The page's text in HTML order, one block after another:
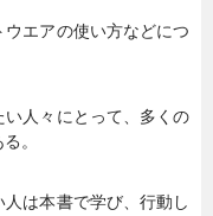
エアの使い方などにつ
人々にとって、多くの
。
は本書で学び、行動し